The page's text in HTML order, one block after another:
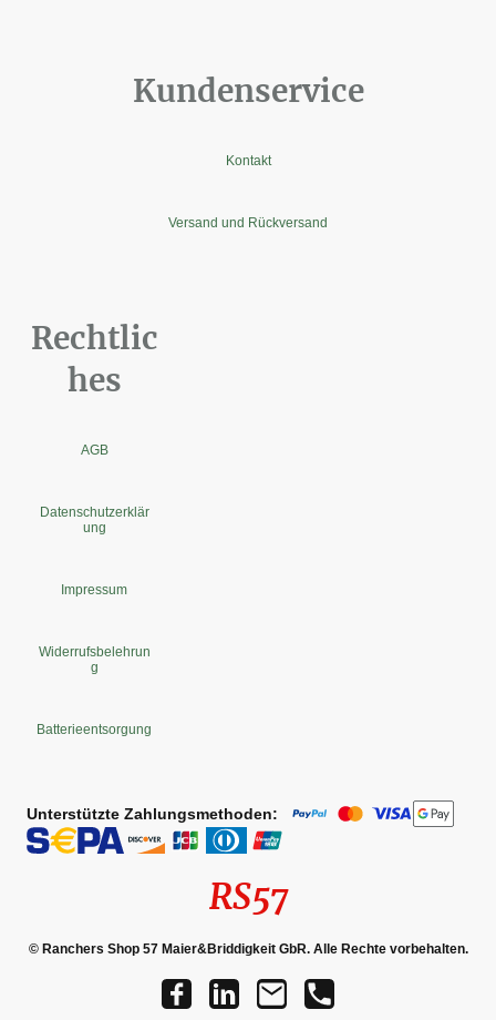
Kundenservice
Kontakt
Versand und Rückversand
Rechtlic
hes
AGB
Datenschutzerklär
ung
Impressum
Widerrufsbelehrun
g
Batterieentsorgung
Unterstützte Zahlungsmethoden:
RS57
© Ranchers Shop 57 Maier&Briddigkeit GbR. Alle Rechte vorbehalten.